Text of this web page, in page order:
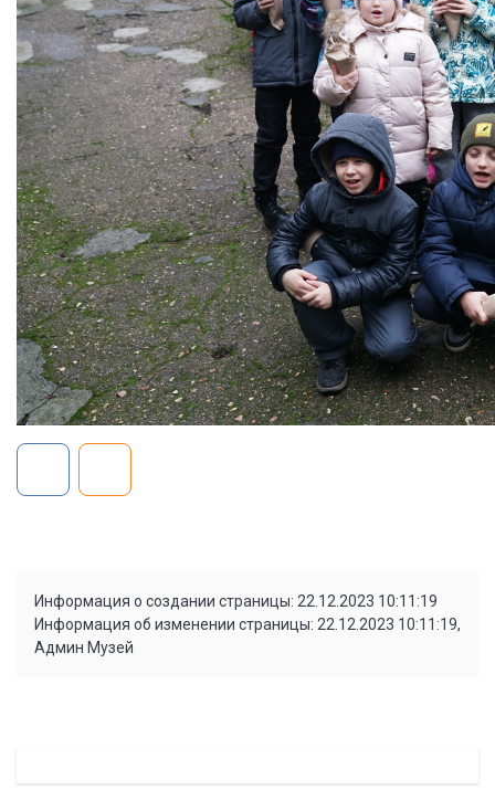
Информация о создании страницы: 22.12.2023 10:11:19
Информация об изменении страницы: 22.12.2023 10:11:19,
Админ Музей